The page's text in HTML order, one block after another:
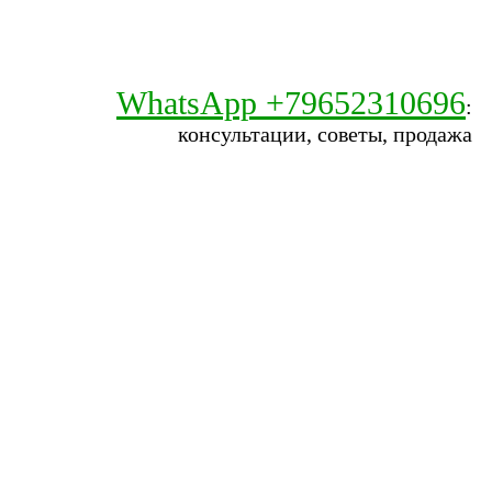
WhatsApp +79652310696:
консультации, советы, продажа